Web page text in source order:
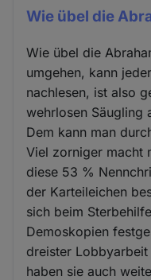
Wie übel die
Wie übel die
umgehen, kann
nachlesen, ist also
wehrlosen Säugling
Dem kann man
Viel zorniger macht
diese 53 %
der Karteileichen
sich beim
Demoskopien
dreister
haben sie auch